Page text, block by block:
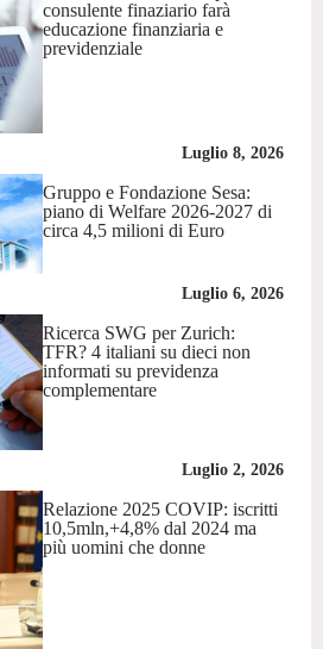
consulente finaziario farà
educazione finanziaria e
previdenziale
Luglio 8, 2026
Gruppo e Fondazione Sesa:
piano di Welfare 2026-2027 di
circa 4,5 milioni di Euro
Luglio 6, 2026
Ricerca SWG per Zurich:
TFR? 4 italiani su dieci non
informati su previdenza
complementare
Luglio 2, 2026
Relazione 2025 COVIP: iscritti
10,5mln,+4,8% dal 2024 ma
più uomini che donne